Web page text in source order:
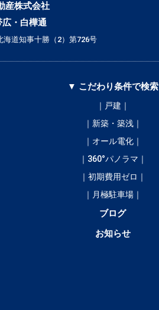
産株式会社
・白樺通
道知事十勝（2）第726号
▼ こだわり条件で検索
｜戸建｜
｜新築・築浅｜
｜オール電化｜
｜360°パノラマ｜
｜初期費用ゼロ｜
｜月極駐車場｜
ブログ
お知らせ